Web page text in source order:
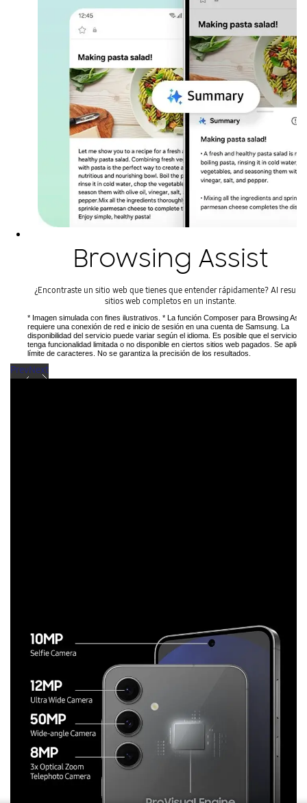
Browsing Assist
¿Encontraste un sitio web que tienes que entender rápidamente? AI resume
sitios web completos en un instante.
* Imagen simulada con fines ilustrativos. * La función Composer para Browsing
requiere una conexión de red e inicio de sesión en una cuenta de Samsung. La
disponibilidad del servicio puede variar según el idioma. Es posible que el servicio
tenga funcionalidad limitada o no disponible en ciertos sitios web pagados. Se aplica
límite de caracteres. No se garantiza la precisión de los resultados.
PrevNext